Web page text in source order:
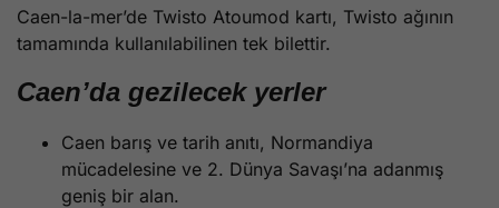
Caen-la-mer’de Twisto Atoumod kartı, Twisto ağının
tamamında kullanılabilinen tek bilettir.
Caen’da gezilecek yerler
Caen barış ve tarih anıtı, Normandiya
mücadelesine ve 2. Dünya Savaşı’na adanmış
geniş bir alan.